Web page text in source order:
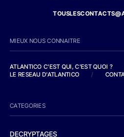
MIEUX NOUS CONNAITRE
ATLANTICO C'EST QUI, C'EST QUOI ?
LE RESEAU D'ATLANTICO
/
CATEGORIES
DECRYPTAGES